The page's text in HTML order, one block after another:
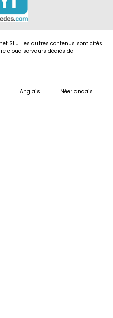
SLU. Les autres contenus sont cités
cloud serveurs dédiés de
Anglais Néerlandais